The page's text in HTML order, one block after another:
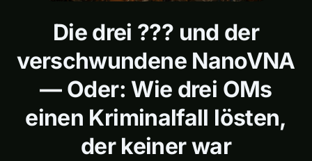
Die drei ??? und der
verschwundene NanoVNA
— Oder: Wie drei OMs
einen Kriminalfall lösten,
der keiner war